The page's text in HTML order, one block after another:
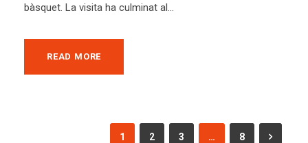
bàsquet. La visita ha culminat al...
READ MORE
1 2 3 … 8